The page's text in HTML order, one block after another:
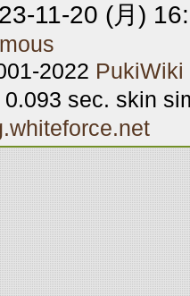
11-20 (月)
2022 PukiWiki
0.093 sec. skin